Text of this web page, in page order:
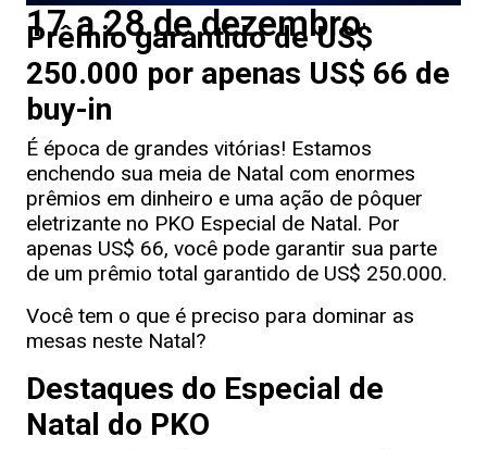
17 a 28 de dezembro
Prêmio garantido de US$
250.000 por apenas US$ 66 de
buy-in
É época de grandes vitórias! Estamos
enchendo sua meia de Natal com enormes
prêmios em dinheiro e uma ação de pôquer
eletrizante no PKO Especial de Natal. Por
apenas US$ 66, você pode garantir sua parte
de um prêmio total garantido de US$ 250.000.
Você tem o que é preciso para dominar as
mesas neste Natal?
Destaques do Especial de
Natal do PKO